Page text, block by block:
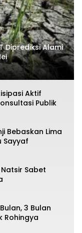
Diprediksi Alami
Aktif
Publik
Bebaskan Lima
Sayyaf
Sabet
3 Bulan
Rohingya